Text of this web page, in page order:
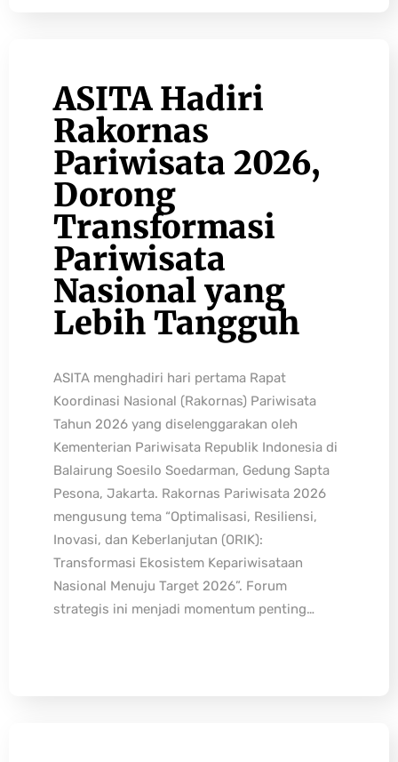
ASITA Hadiri
Rakornas
Pariwisata 2026,
Dorong
Transformasi
Pariwisata
Nasional yang
Lebih Tangguh
ASITA menghadiri hari pertama Rapat
Koordinasi Nasional (Rakornas) Pariwisata
Tahun 2026 yang diselenggarakan oleh
Kementerian Pariwisata Republik Indonesia di
Balairung Soesilo Soedarman, Gedung Sapta
Pesona, Jakarta. Rakornas Pariwisata 2026
mengusung tema “Optimalisasi, Resiliensi,
Inovasi, dan Keberlanjutan (ORIK):
Transformasi Ekosistem Kepariwisataan
Nasional Menuju Target 2026”. Forum
strategis ini menjadi momentum penting…